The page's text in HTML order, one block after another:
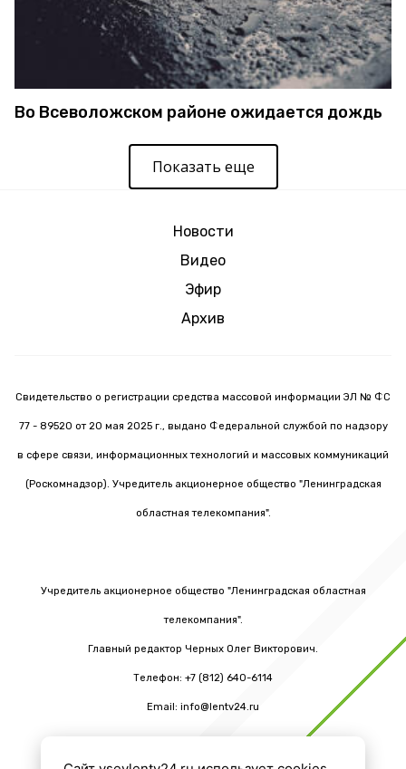
Во Всеволожском районе ожидается дождь
Показать еще
Новости
Видео
Эфир
Архив
Свидетельство о регистрации средства массовой информации ЭЛ № ФС
77 - 89520 от 20 мая 2025 г., выдано Федеральной службой по надзору
в сфере связи, информационных технологий и массовых коммуникаций
(Роскомнадзор). Учредитель акционерное общество "Ленинградская
областная телекомпания".
Учредитель акционерное общество "Ленинградская областная
телекомпания".
Главный редактор Черных Олег Викторович.
Телефон: +7 (812) 640-6114
Email: info@lentv24.ru